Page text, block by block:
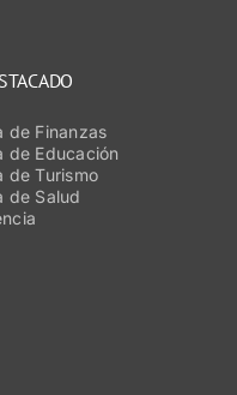
de Finanzas
de Educación
de Turismo
de Salud